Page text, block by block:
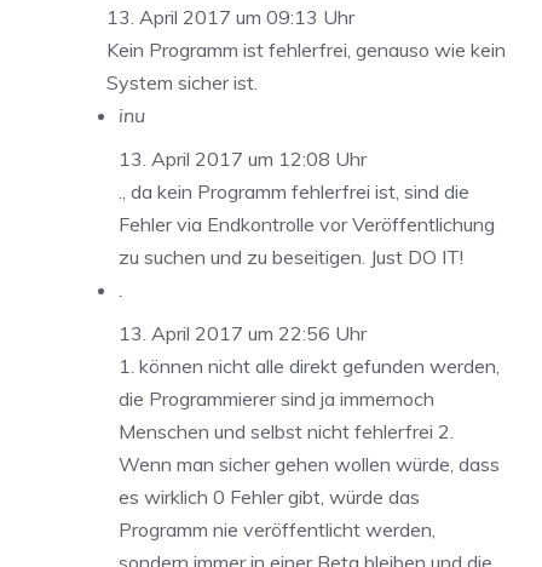
13. April 2017 um 09:13 Uhr
Kein Programm ist fehlerfrei, genauso wie kein
System sicher ist.
inu
13. April 2017 um 12:08 Uhr
., da kein Programm fehlerfrei ist, sind die
Fehler via Endkontrolle vor Veröffentlichung
zu suchen und zu beseitigen. Just DO IT!
.
13. April 2017 um 22:56 Uhr
1. können nicht alle direkt gefunden werden,
die Programmierer sind ja immernoch
Menschen und selbst nicht fehlerfrei 2.
Wenn man sicher gehen wollen würde, dass
es wirklich 0 Fehler gibt, würde das
Programm nie veröffentlicht werden,